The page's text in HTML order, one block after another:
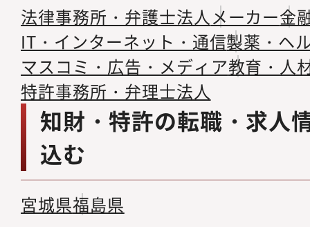
法律事務所・弁護士法人メーカー金
IT・インターネット・通信製薬・ヘ
マスコミ・広告・メディア教育・人
特許事務所・弁理士法人
知財・特許の転職・求人
込む
宮城県福島県